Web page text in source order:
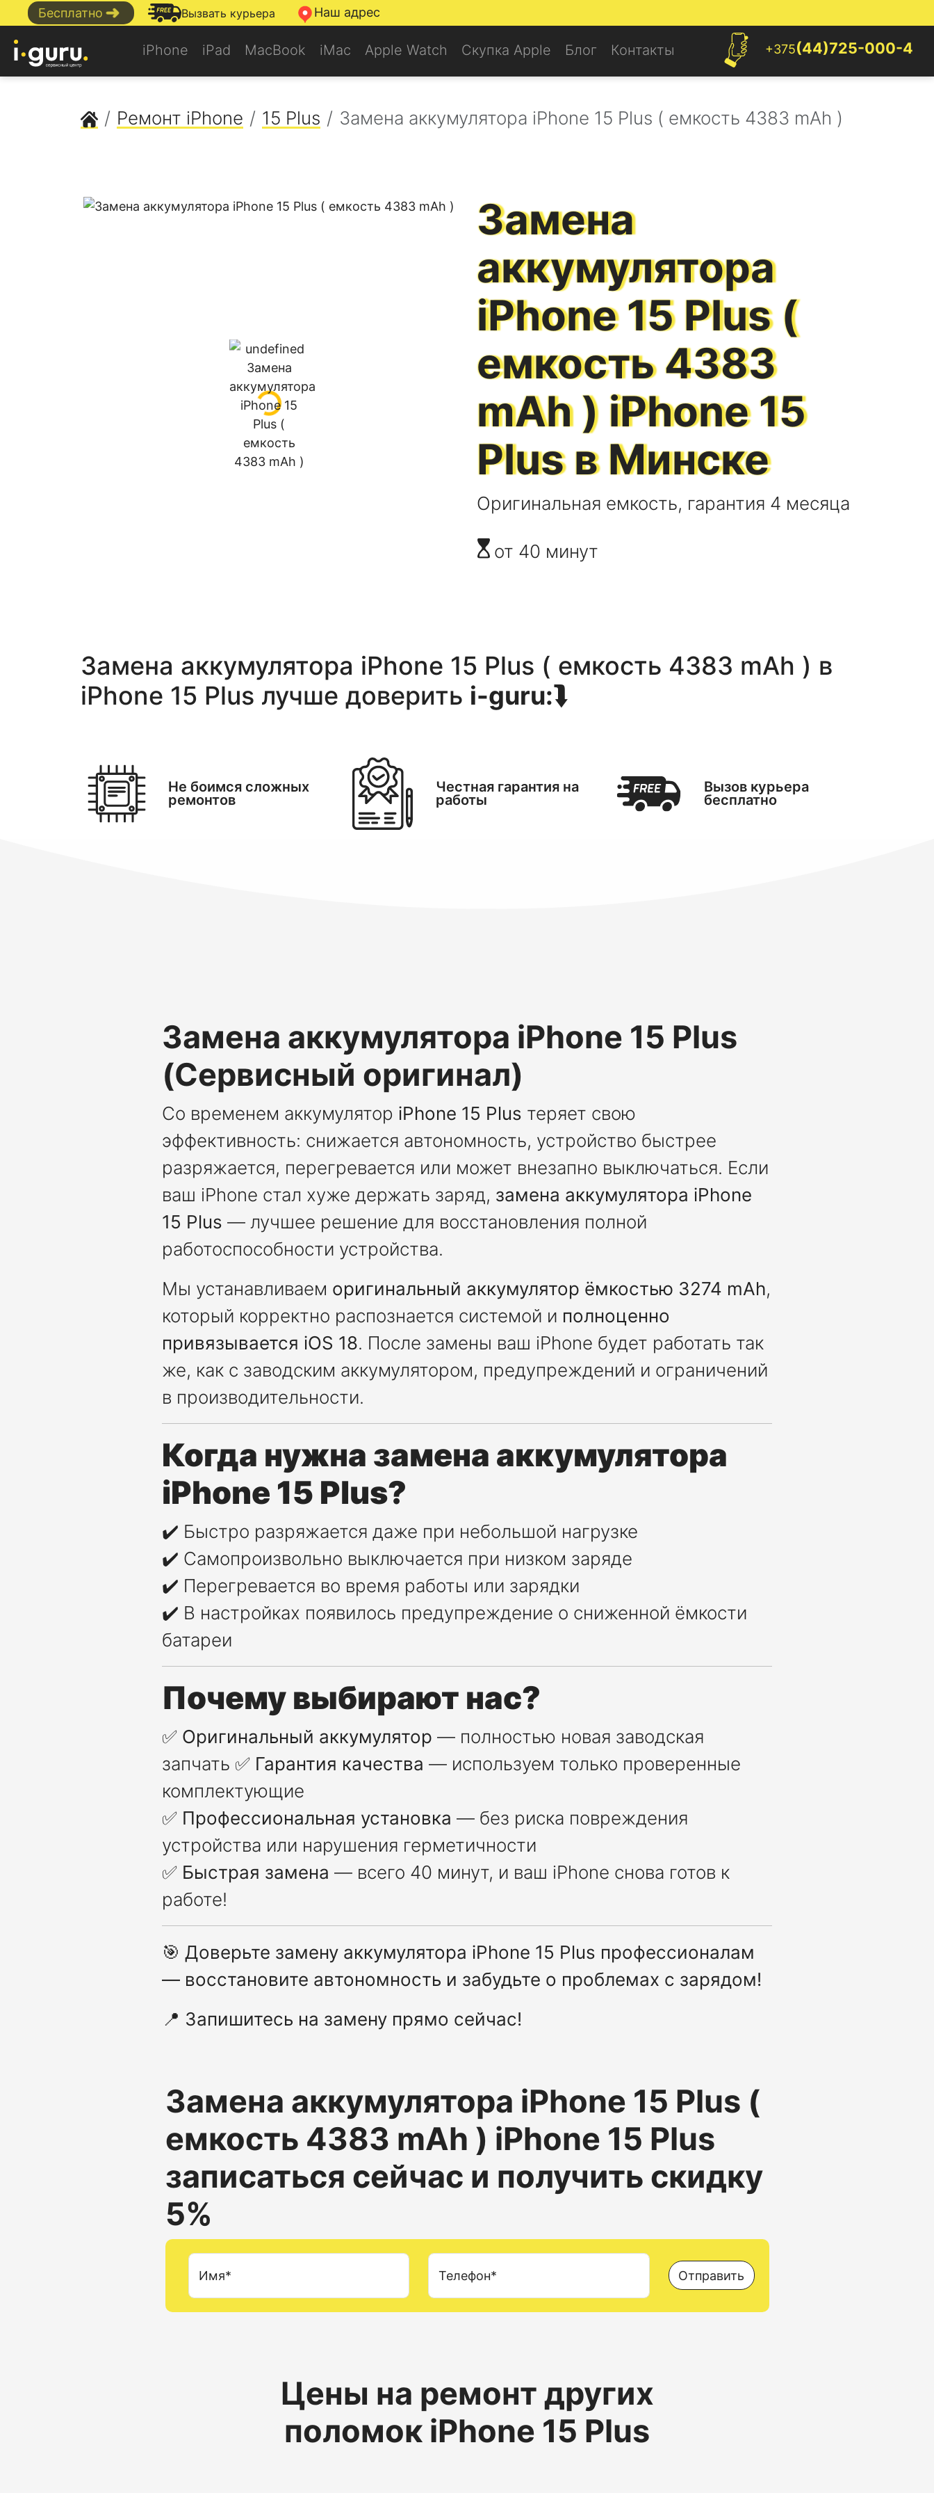
Бесплатно ➜ Вызвать курьера Наш адрес
iPhone iPad MacBook iMac Apple Watch Скупка Apple Блог Контакты +375(44)725-000-4
Сервисный центр Apple
Ремонт iPhone 15 Plus Замена аккумулятора iPhone 15 Plus ( емкость 4383 mAh )
Замена
аккумулятора
iPhone 15 Plus (
емкость 4383
mAh ) iPhone 15
Plusв Минске
Оригинальная емкость, гарантия 4 месяца
от 40 минут
Замена аккумулятора iPhone 15 Plus ( емкость 4383 mAh ) в
iPhone 15 Plus лучше доверить i-guru:⮯
Не боимся сложных
ремонтов
Честная гарантия на
работы
Вызов курьера
бесплатно
Замена аккумулятора iPhone 15 Plus
(Сервисный оригинал)
Со временем аккумулятор iPhone 15 Plus теряет свою
эффективность: снижается автономность, устройство быстрее
разряжается, перегревается или может внезапно выключаться. Если
ваш iPhone стал хуже держать заряд, замена аккумулятора iPhone
15 Plus — лучшее решение для восстановления полной
работоспособности устройства.
Мы устанавливаем оригинальный аккумулятор ёмкостью 3274 mAh,
который корректно распознается системой и полноценно
привязывается iOS 18. После замены ваш iPhone будет работать так
же, как с заводским аккумулятором, предупреждений и ограничений
в производительности.
Когда нужна замена аккумулятора
iPhone 15 Plus?
✔️ Быстро разряжается даже при небольшой нагрузке
✔️ Самопроизвольно выключается при низком заряде
✔️ Перегревается во время работы или зарядки
✔️ В настройках появилось предупреждение о сниженной ёмкости
батареи
Почему выбирают нас?
✅ Оригинальный аккумулятор — полностью новая заводская
запчать ✅ Гарантия качества — используем только проверенные
комплектующие
✅ Профессиональная установка — без риска повреждения
устройства или нарушения герметичности
✅ Быстрая замена — всего 40 минут, и ваш iPhone снова готов к
работе!
🎯 Доверьте замену аккумулятора iPhone 15 Plus профессионалам
— восстановите автономность и забудьте о проблемах с зарядом!
📍 Запишитесь на замену прямо сейчас!
Замена аккумулятора iPhone 15 Plus (
емкость 4383 mAh ) iPhone 15 Plus
записаться сейчас и получить скидку
5%
Имя* Телефон* Отправить
Цены на ремонт других
поломок iPhone 15 Plus